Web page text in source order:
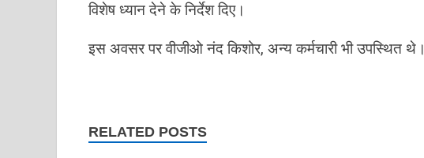
विशेष ध्‍यान देने के निर्देश दिए।
इस अवसर पर वीजीओ नंद किशोर, अन्य कर्मचारी भी उपस्थित थे।
RELATED POSTS